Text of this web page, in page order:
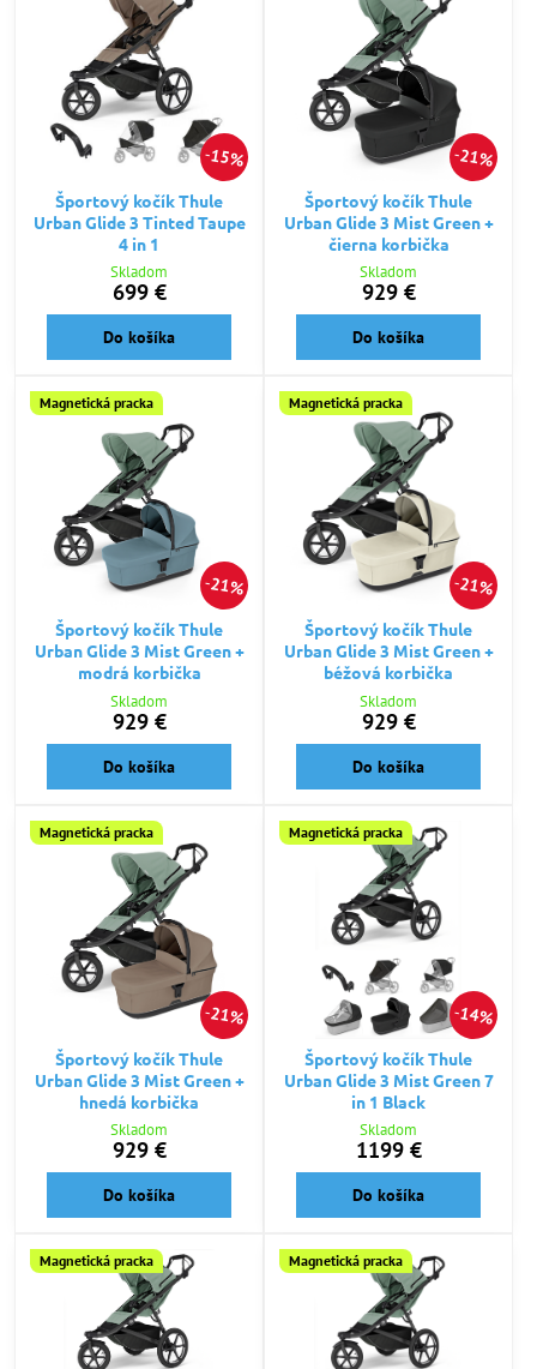
15%
Športový kočík Thule
Urban Glide 3 Tinted Taupe
4 in 1
Skladom
699 €
Do košíka
21%
Športový kočík Thule
Urban Glide 3 Mist Green +
čierna korbička
Skladom
929 €
Do košíka
21%
Magnetická pracka
Športový kočík Thule
Urban Glide 3 Mist Green +
modrá korbička
Skladom
929 €
Do košíka
21%
Magnetická pracka
Športový kočík Thule
Urban Glide 3 Mist Green +
béžová korbička
Skladom
929 €
Do košíka
21%
Magnetická pracka
Športový kočík Thule
Urban Glide 3 Mist Green +
hnedá korbička
Skladom
929 €
Do košíka
14%
Magnetická pracka
Športový kočík Thule
Urban Glide 3 Mist Green 7
in 1 Black
Skladom
1199 €
Do košíka
Magnetická pracka Magnetická pracka